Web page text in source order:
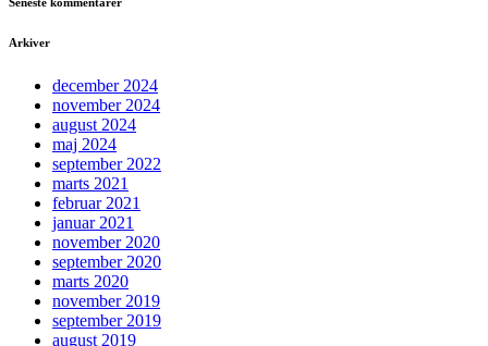
Arkiver
december 2024
november 2024
august 2024
maj 2024
september 2022
marts 2021
februar 2021
januar 2021
november 2020
september 2020
marts 2020
november 2019
september 2019
august 2019